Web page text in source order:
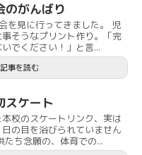
がんばり
を見に行ってきました。 児
そうなプリント作り。「完
でください！」と言...
記事を読む
ケート
校のスケートリンク、実は
の目を浴びられていません
たち念願の、体育での...